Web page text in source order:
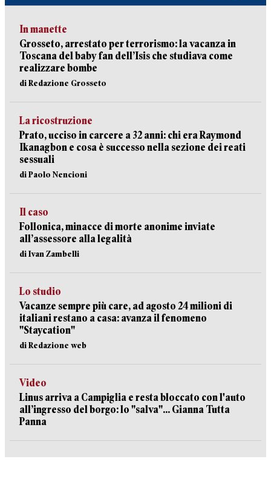
In manette
Grosseto, arrestato per terrorismo: la vacanza in
Toscana del baby fan dell’Isis che studiava come
realizzare bombe
di Redazione Grosseto
La ricostruzione
Prato, ucciso in carcere a 32 anni: chi era Raymond
Ikanagbon e cosa è successo nella sezione dei reati
sessuali
di Paolo Nencioni
Il caso
Follonica, minacce di morte anonime inviate
all’assessore alla legalità
di Ivan Zambelli
Lo studio
Vacanze sempre più care, ad agosto 24 milioni di
italiani restano a casa: avanza il fenomeno
"Staycation"
di Redazione web
Video
Linus arriva a Campiglia e resta bloccato con l'auto
all’ingresso del borgo: lo "salva"... Gianna Tutta
Panna